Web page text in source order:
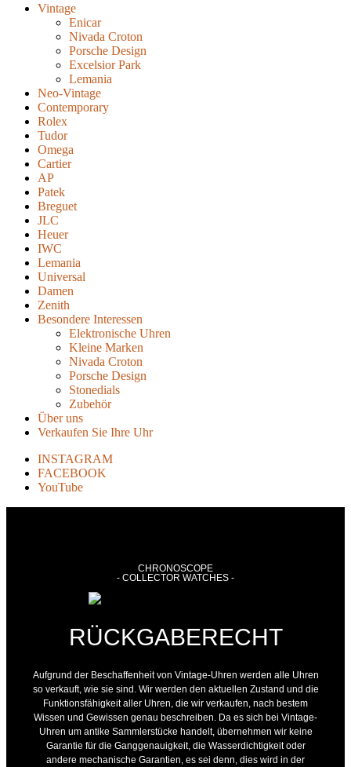
Vintage
Enicar
Nivada Croton
Porsche Design
Excelsior Park
Lemania
Neo-Vintage
Contemporary
Rolex
Tudor
Omega
Cartier
AP
Patek
Breguet
JLC
Heuer
IWC
Lemania
Universal
Damen
Zenith
Besondere Interessen
Elektronische Uhren
Kleine Marken
Nivada Croton
Porsche Design
Stonedials
Zubehör
Über uns
Verkaufen Sie Ihre Uhr
INSTAGRAM
FACEBOOK
YouTube
CHRONOSCOPE
- COLLECTOR WATCHES -
RÜCKGABERECHT
Aufgrund der Beschaffenheit von Vintage-Uhren werden alle Uhren
so verkauft, wie sie sind. Wir werden den aktuellen Zustand und die
Funktionsfähigkeit aller Uhren, die wir verkaufen, nach bestem
Wissen und Gewissen genau beschreiben. Da es sich bei Vintage-
Uhren um antike Sammlerstücke handelt, übernehmen wir keine
Garantie für die Ganggenauigkeit, die Wasserdichtigkeit oder
andere mechanische Garantien, es sei denn, dies wird in der